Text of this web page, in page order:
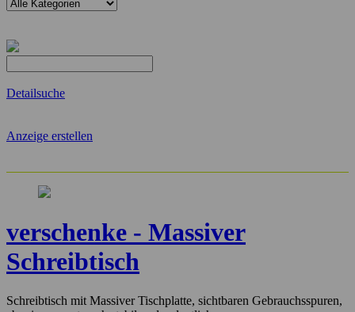
Detailsuche
Anzeige erstellen
verschenke - Massiver
Schreibtisch
Schreibtisch mit Massiver Tischplatte, sichtbaren Gebrauchsspuren,